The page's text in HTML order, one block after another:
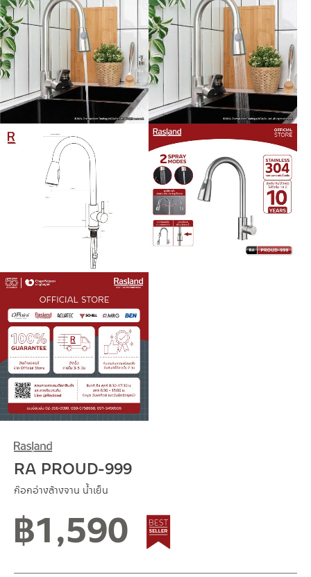
RA PROUD-999
ก๊อกอ่างล้างจาน น้ำเย็น
฿1,590